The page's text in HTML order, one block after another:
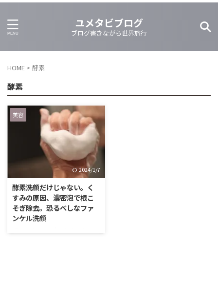
ユメタビブログ
ブログ書きながら世界旅行
HOME > 酵素
酵素
美容
2024/1/7
酵素洗顔だけじゃない。く
すみの原因、濃密泡で根こ
そぎ除去。恐るべしなファ
ンケル洗顔